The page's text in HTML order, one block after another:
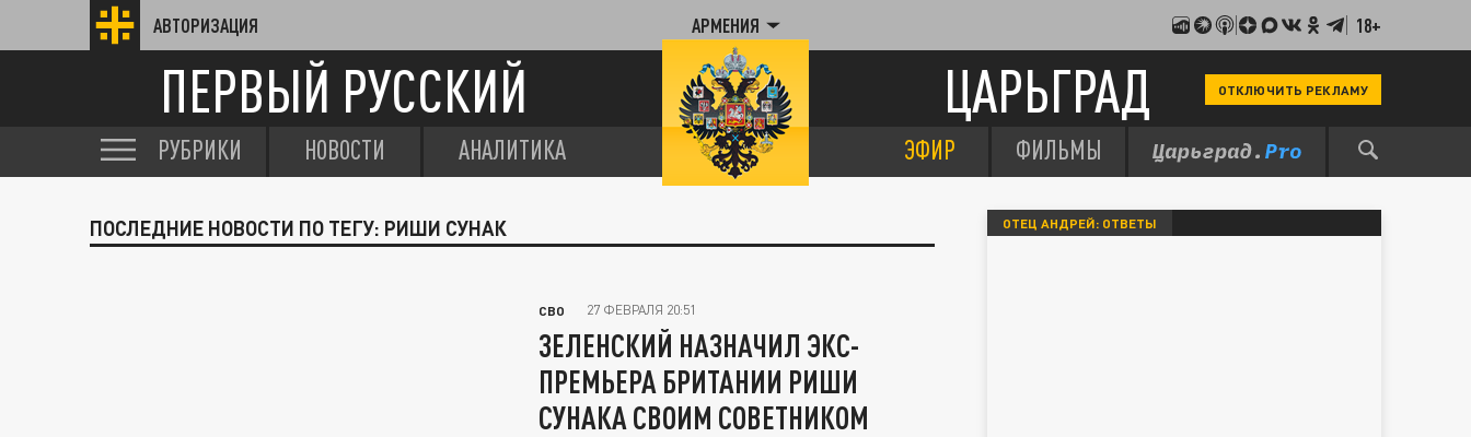
АВТОРИЗАЦИЯ АРМЕНИЯ 18+
ПЕРВЫЙ РУССКИЙ ЦАРЬГРАД ОТКЛЮЧИТЬ РЕКЛАМУ
РУБРИКИ НОВОСТИ АНАЛИТИКА ЭФИР ФИЛЬМЫ
ПОСЛЕДНИЕ НОВОСТИ ПО ТЕГУ: РИШИ СУНАК
СВО 27 ФЕВРАЛЯ 20:51
ЗЕЛЕНСКИЙ НАЗНАЧИЛ ЭКС-
ПРЕМЬЕРА БРИТАНИИ РИШИ
СУНАКА СВОИМ СОВЕТНИКОМ
ОТЕЦ АНДРЕЙ: ОТВЕТЫ